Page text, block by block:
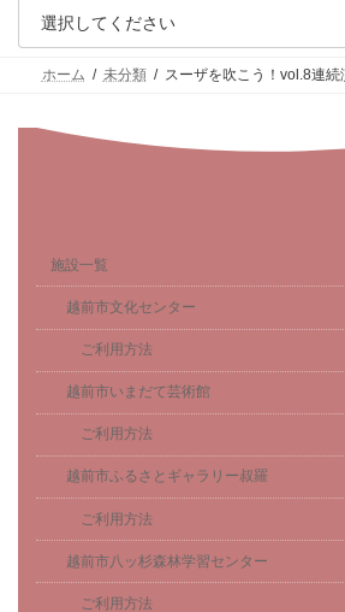
ホーム 未分類 スーザを吹こう！vol.8連続
施設一覧
越前市文化センター
ご利用方法
越前市いまだて芸術館
ご利用方法
越前市ふるさとギャラリー叔羅
ご利用方法
越前市八ッ杉森林学習センター
ご利用方法